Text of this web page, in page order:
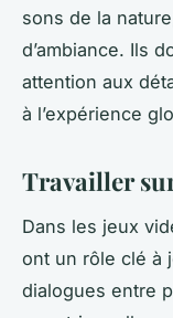
sons de la
d’ambiance. Ils
attention aux
à l’expérience
Travailler
Dans les jeux
ont un rôle clé à
dialogues entre